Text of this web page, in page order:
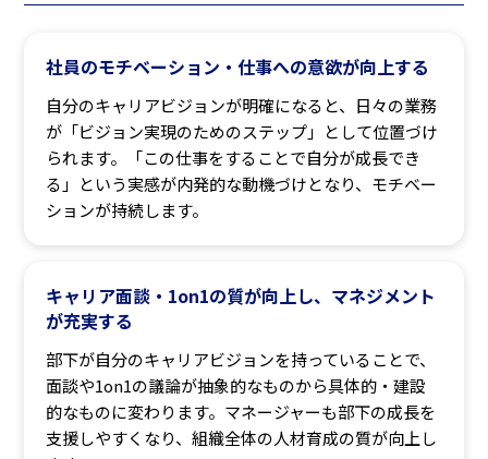
社員のモチベーション・仕事への意欲が向上する
自分のキャリアビジョンが明確になると、日々の業務
が「ビジョン実現のためのステップ」として位置づけ
られます。「この仕事をすることで自分が成長でき
る」という実感が内発的な動機づけとなり、モチベー
ションが持続します。
キャリア面談・1on1の質が向上し、マネジメント
が充実する
部下が自分のキャリアビジョンを持っていることで、
面談や1on1の議論が抽象的なものから具体的・建設
的なものに変わります。マネージャーも部下の成長を
支援しやすくなり、組織全体の人材育成の質が向上し